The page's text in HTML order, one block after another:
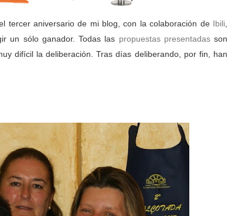
tercer aniversario de mi blog, con la colaboración deIbili,
un sólo ganador. Todas las propuestas presentadasson
difícil la deliberación. Tras días deliberando, por fin, han